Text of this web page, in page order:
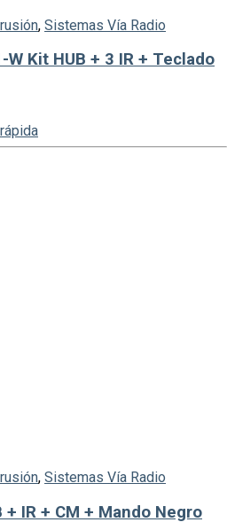
, Sistemas Vía Radio
W Kit HUB + 3 IR + Teclado
, Sistemas Vía Radio
+ IR + CM + Mando Negro